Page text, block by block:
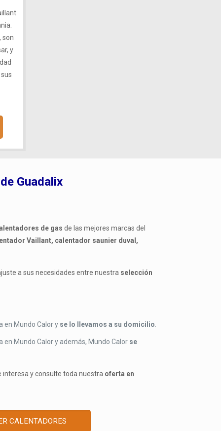
son
y
Guadalix
de gas de las mejores marcas del
Vaillant, calentador saunier duval,
a sus necesidades entre nuestra selección
en Mundo Calor y se lo llevamos a su domicilio.
en Mundo Calor y además, Mundo Calor se
interesa y consulte toda nuestra oferta en
CALENTADORES